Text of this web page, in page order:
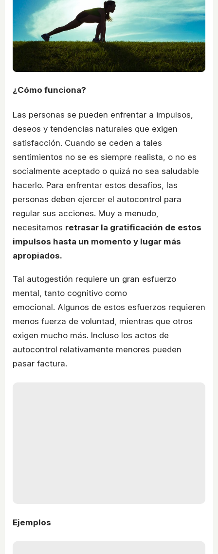
¿Cómo funciona?
Las personas se pueden enfrentar a impulsos,
deseos y tendencias naturales que exigen
satisfacción. Cuando se ceden a tales
sentimientos no se es siempre realista, o no es
socialmente aceptado o quizá no sea saludable
hacerlo. Para enfrentar estos desafíos, las
personas deben ejercer el autocontrol para
regular sus acciones. Muy a menudo,
necesitamos retrasar la gratificación de estos
impulsos hasta un momento y lugar más
apropiados.
Tal autogestión requiere un gran esfuerzo
mental, tanto cognitivo como
emocional. Algunos de estos esfuerzos requieren
menos fuerza de voluntad, mientras que otros
exigen mucho más. Incluso los actos de
autocontrol relativamente menores pueden
pasar factura.
Ejemplos